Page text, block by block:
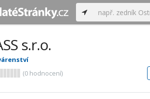
s.r.o.
(0 hodnocení)